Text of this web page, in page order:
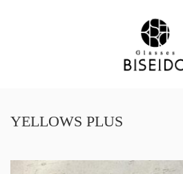
YELLOWS PLUS